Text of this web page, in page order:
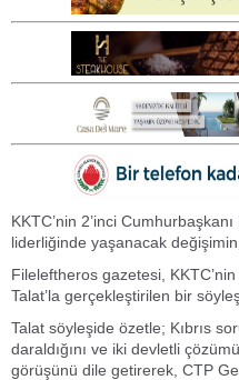
KKTC’nin 2’inci
liderliğinde yaşanacak
Fileleftheros gazetesi,
Talat’la gerçekleştirilen bir
Talat söyleşide özetle; Kıbrıs
daraldığını ve iki devletli
görüşünü dile getirerek, CTP